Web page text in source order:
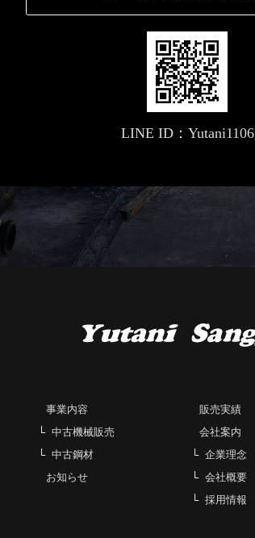
LINE ID：Yutani1106
事業内容
中古機械販売
中古鋼材
お知らせ
販売実績
会社案内
企業理念
会社概要
採用情報